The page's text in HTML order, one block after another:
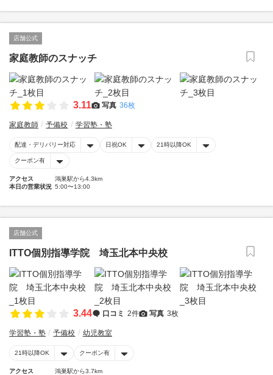
店舗公式
家庭教師のスナッチ
3.11 写真 36枚
家庭教師 予備校 学習塾・塾
配達・デリバリー対応 日祝OK 21時以降OK
クーポン有
アクセス
鴻巣駅から4.3km
本日の営業状況 5:00〜13:00
店舗公式
ITTO個別指導学院 埼玉北本中央校
3.44 口コミ 2件 写真 3枚
学習塾・塾 予備校 幼児教室
21時以降OK クーポン有
アクセス
鴻巣駅から3.7km